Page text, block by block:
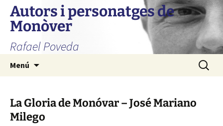
Autors i personatges de
Monòver
Rafael Poveda
Menú Buscar:
La Gloria de Monóvar – José Mariano
Milego